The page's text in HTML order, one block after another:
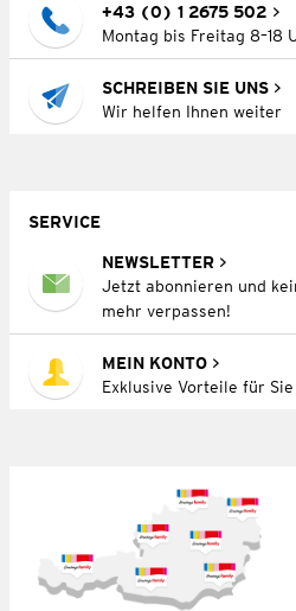
+43 (0) 1 2675 502
Montag bis Freitag 8–18
SCHREIBEN SIE UNS
Wir helfen Ihnen weiter
SERVICE
NEWSLETTER
Jetzt abonnieren und
mehr verpassen!
MEIN KONTO
Exklusive Vorteile für Sie